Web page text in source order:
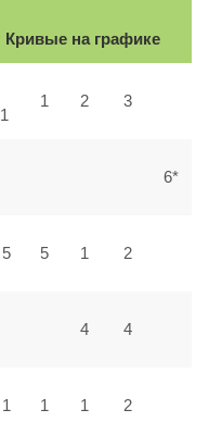
Кривые на графике
1
1 2 3
6*
5 5 1 2
4 4
1 1 1 2